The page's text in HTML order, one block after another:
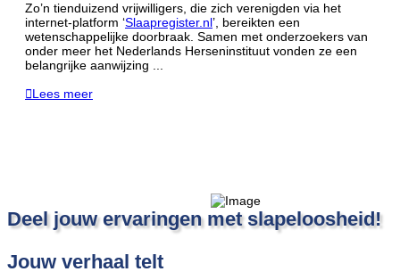
Zo’n tienduizend vrijwilligers, die zich verenigden via het
internet-platform ‘Slaapregister.nl’, bereikten een
wetenschappelijke doorbraak. Samen met onderzoekers van
onder meer het Nederlands Herseninstituut vonden ze een
belangrijke aanwijzing ...
Lees meer
Deel jouw ervaringen met slapeloosheid!
Jouw verhaal telt